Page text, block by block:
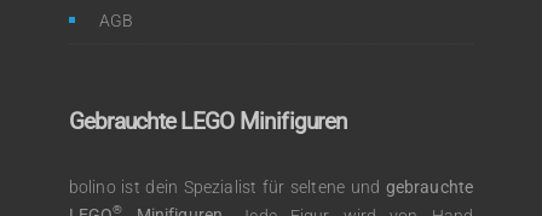
AGB
Gebrauchte LEGO Minifiguren
bolino ist dein Spezialist für seltene und gebrauchte
®